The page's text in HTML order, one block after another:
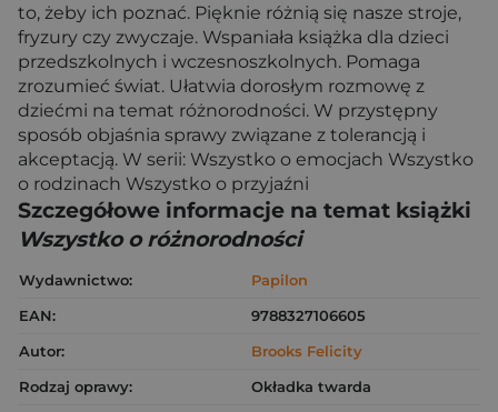
to, żeby ich poznać. Pięknie różnią się nasze stroje,
fryzury czy zwyczaje. Wspaniała książka dla dzieci
przedszkolnych i wczesnoszkolnych. Pomaga
zrozumieć świat. Ułatwia dorosłym rozmowę z
dziećmi na temat różnorodności. W przystępny
sposób objaśnia sprawy związane z tolerancją i
akceptacją. W serii: Wszystko o emocjach Wszystko
o rodzinach Wszystko o przyjaźni
Szczegółowe informacje na temat książki
Wszystko o różnorodności
Wydawnictwo:
Papilon
EAN:
9788327106605
Autor:
Brooks Felicity
Rodzaj oprawy:
Okładka twarda